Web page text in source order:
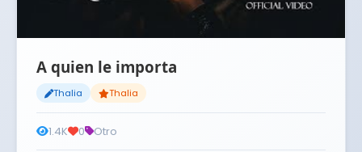
A quien le importa
Thalia Thalia
1.4K 0 Otro